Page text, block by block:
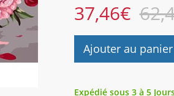
37,46€
Ajouter au panier
Expédié sous 3 à 5